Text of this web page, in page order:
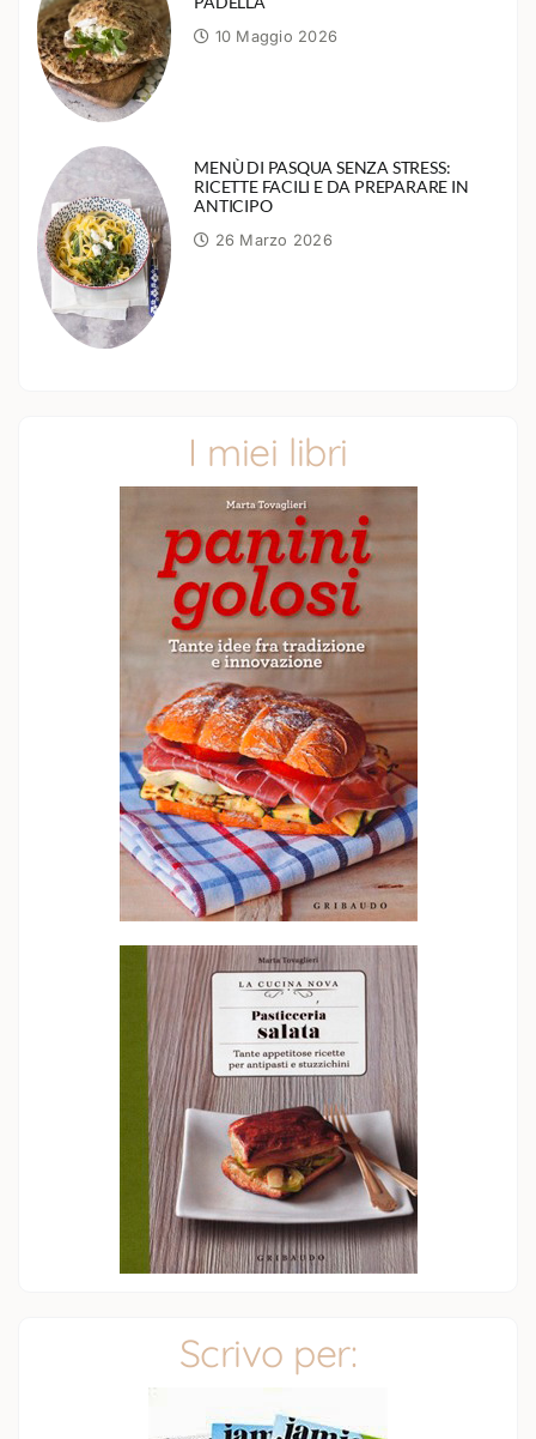
10 Maggio 2026
MENÙ DI PASQUA SENZA STRESS:
RICETTE FACILI E DA PREPARARE IN
ANTICIPO
26 Marzo 2026
I miei libri
Scrivo per: